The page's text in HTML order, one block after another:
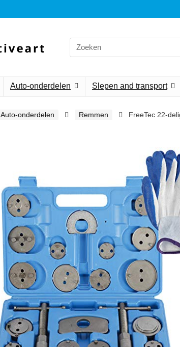
Search
for:
Auto-onderdelen Slepen and transport
Auto-onderdelen Remmen
FreeTec 22-